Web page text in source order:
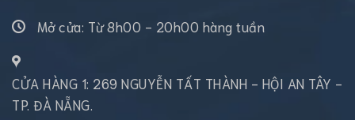
Mở cửa: Từ 8h00 - 20h00 hàng tuần
CỬA HÀNG 1: 269 NGUYỄN TẤT THÀNH - HỘI AN TÂY -
TP. ĐÀ NẴNG.